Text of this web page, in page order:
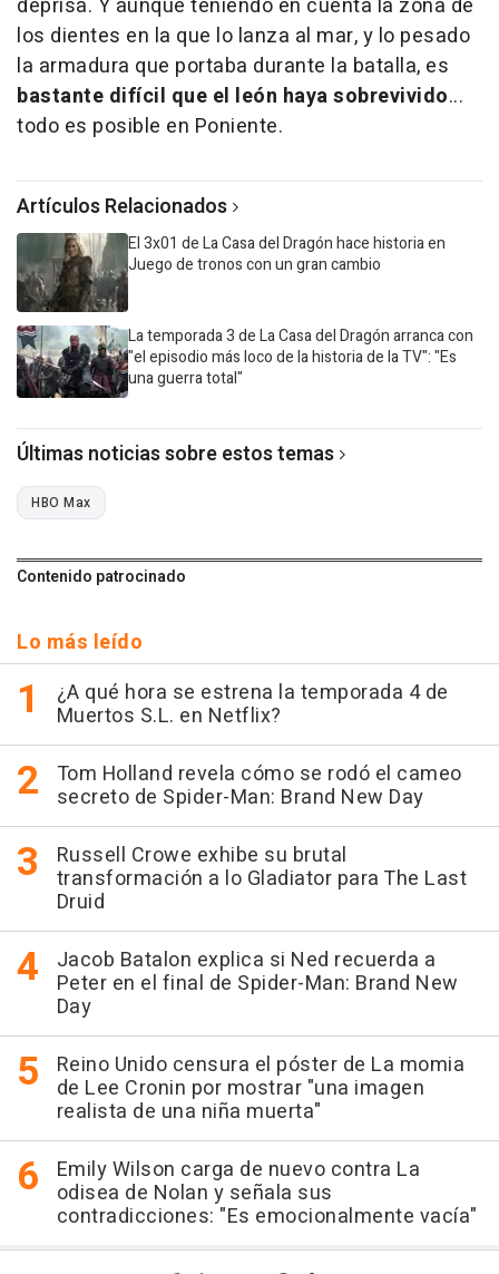
los dientes en la que lo lanza al mar, y lo pesado
la armadura que portaba durante la batalla, es
bastante difícil que el león haya sobrevivido...
todo es posible en Poniente.
Artículos Relacionados
El 3x01 de La Casa del Dragón hace historia en
Juego de tronos con un gran cambio
La temporada 3 de La Casa del Dragón arranca con
"el episodio más loco de la historia de la TV": "Es
una guerra total"
Últimas noticias sobre estos temas
HBO Max
Contenido patrocinado
Lo más leído
¿A qué hora se estrena la temporada 4 de
Muertos S.L. en Netflix?
Tom Holland revela cómo se rodó el cameo
secreto de Spider-Man: Brand New Day
Russell Crowe exhibe su brutal
transformación a lo Gladiator para The Last
Druid
Jacob Batalon explica si Ned recuerda a
Peter en el final de Spider-Man: Brand New
Day
Reino Unido censura el póster de La momia
de Lee Cronin por mostrar "una imagen
realista de una niña muerta"
Emily Wilson carga de nuevo contra La
odisea de Nolan y señala sus
contradicciones: "Es emocionalmente vacía"